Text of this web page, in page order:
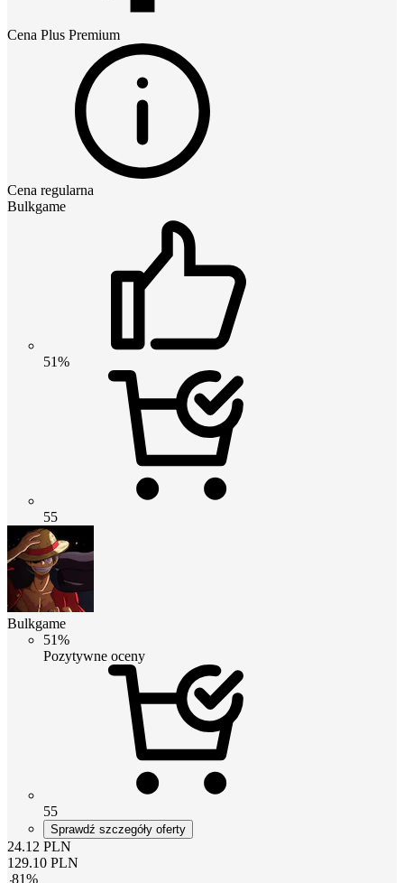
Cena Plus Premium
Cena regularna
Bulkgame
51%
55
Bulkgame
51%
Pozytywne oceny
55
Sprawdź szczegóły oferty
24.12 PLN
129.10 PLN
-81%